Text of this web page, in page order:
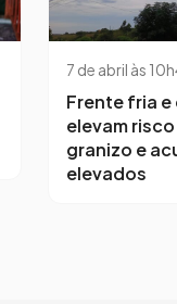
7 de abril às
Frente fria
elevam
granizo e
elevados